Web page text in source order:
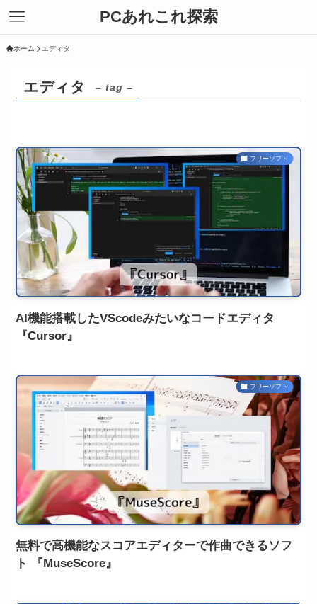
PCあれこれ探索
ホーム エディタ
エディタ – tag –
フリーソフト
AI機能搭載したVScodeみたいなコードエディタ
『Cursor』
フリーソフト
無料で高機能なスコアエディターで作曲できるソフ
ト 『MuseScore』